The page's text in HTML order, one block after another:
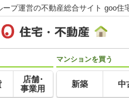
ープ運営の不動産総合サイト goo住
店舗･
事業用
マンションを買う
新築 中